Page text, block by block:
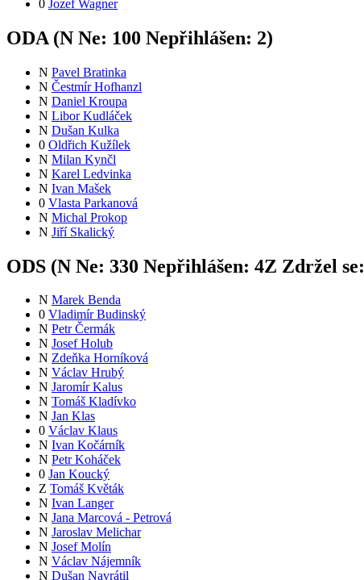
0 Jozef Wagner
ODA (N Ne: 100 Nepřihlášen: 2)
N Pavel Bratinka
N Čestmír Hofhanzl
N Daniel Kroupa
N Libor Kudláček
N Dušan Kulka
0 Oldřich Kužílek
N Milan Kynčl
N Karel Ledvinka
N Ivan Mašek
0 Vlasta Parkanová
N Michal Prokop
N Jiří Skalický
ODS (N Ne: 330 Nepřihlášen: 4Z Zdržel se:
N Marek Benda
0 Vladimír Budinský
N Petr Čermák
N Josef Holub
N Zdeňka Horníková
N Václav Hrubý
N Jaromír Kalus
N Tomáš Kladívko
N Jan Klas
0 Václav Klaus
N Ivan Kočárník
N Petr Koháček
0 Jan Koucký
Z Tomáš Květák
N Ivan Langer
N Jana Marcová - Petrová
N Jaroslav Melichar
N Josef Molín
N Václav Nájemník
N Dušan Navrátil